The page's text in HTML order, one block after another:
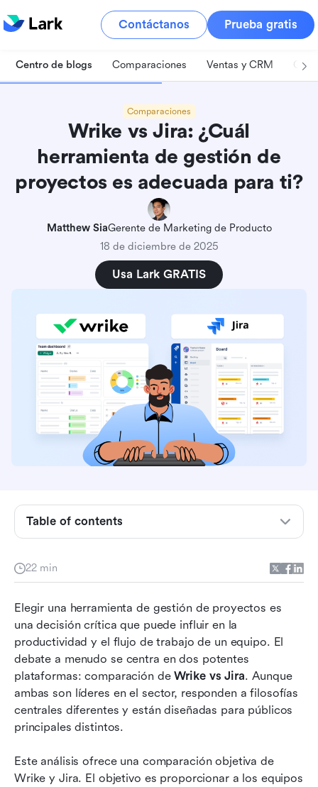
Contáctanos Prueba gratis
Centro de blogs Comparaciones Ventas y CRM
Comparaciones
Wrike vs Jira: ¿Cuál
herramienta de gestión de
proyectos es adecuada para ti?
Matthew SiaGerente de Marketing de Producto
18 de diciembre de 2025
Usa Lark GRATIS
22 min
Elegir una herramienta de gestión de proyectos es
una decisión crítica que puede influir en la
productividad y el flujo de trabajo de un equipo. El
debate a menudo se centra en dos potentes
plataformas: comparación de Wrike vs Jira. Aunque
ambas son líderes en el sector, responden a filosofías
centrales diferentes y están diseñadas para públicos
principales distintos.
Este análisis ofrece una comparación objetiva de
Wrike y Jira. El objetivo es proporcionar a los equipos
Table of contents
Jira vs Wrike: Comparación de precios
Wrike vs Jira: Pros y contras
Jira vs Wrike: ¿Cuál es adecuado para ti?
Explorando una alternativa poderosa a Wrike y
Jira para un trabajo unificado
Preguntas frecuentes